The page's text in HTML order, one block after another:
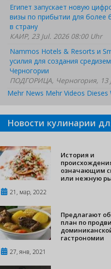
Египет запускает новую
визы по прибытии для более
в страну
КАИР, 23 Jul. 2026 08:00 Uhr
Nammos Hotels & Resorts и
усилия для создания
Черногории
ПОДГОРИЦА, Черногория, 13
Mehr News Mehr Videos Dieses
Новости кулинарии
История и
означающим
или нежную
21, мар, 2022
Предлагают
план по
гастрономии
27, янв, 2021